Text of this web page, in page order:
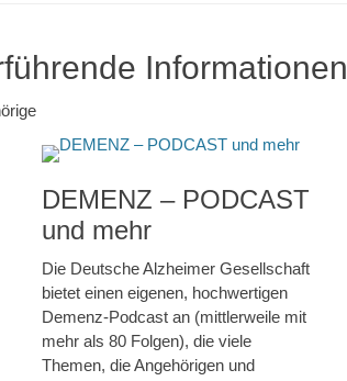
Informationen
DEMENZ – PODCAST
und mehr
Die Deutsche Alzheimer Gesellschaft
bietet einen eigenen, hochwertigen
Demenz-Podcast an (mittlerweile mit
mehr als 80 Folgen), die viele
Themen, die Angehörigen und